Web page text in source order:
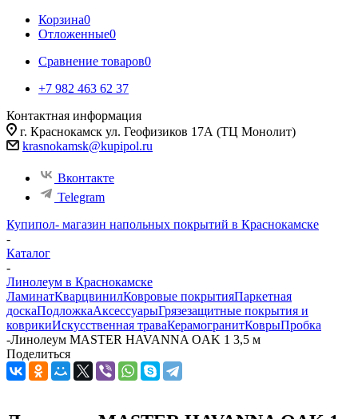
Корзина0
Отложенные0
Сравнение товаров0
+7 982 463 62 37
Контактная информация
г. Краснокамск ул. Геофизиков 17А (ТЦ Монолит)
krasnokamsk@kupipol.ru
Вконтакте
Telegram
Купипол- магазин напольных покрытий в Краснокамске
-
Каталог
-
Линолеум в Краснокамске
ЛаминатКварцвинилКовровые покрытияПаркетная
доскаПодложкаАксессуарыГрязезащитные покрытия и
коврикиИскусственная траваКерамогранитКоврыПробка
-Линолеум MASTER HAVANNA OAK 1 3,5 м
Поделиться